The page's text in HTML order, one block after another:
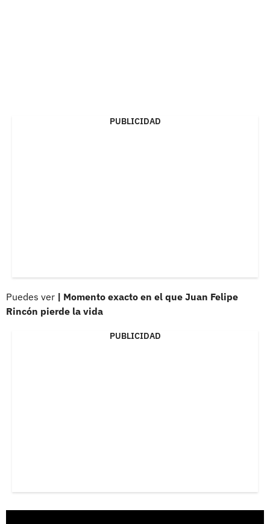
PUBLICIDAD
Puedes ver | Momento exacto en el que Juan Felipe
Rincón pierde la vida
PUBLICIDAD